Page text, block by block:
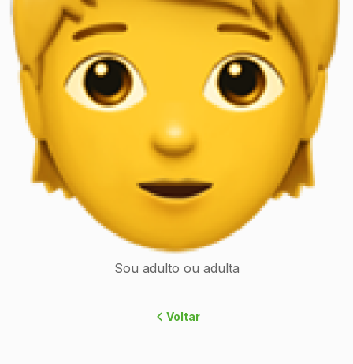
Sou adulto ou adulta
Voltar